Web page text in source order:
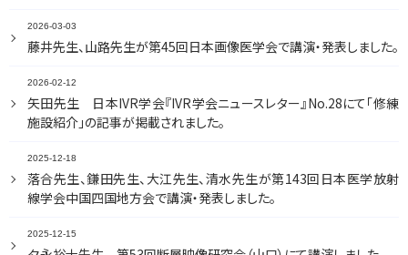
2026-03-03
藤井先生、山路先生が第45回日本画像医学会で講演・発表しました。
2026-02-12
矢田先生 日本IVR学会『IVR学会ニュースレター』No.28にて「修練
施設紹介」の記事が掲載されました。
2025-12-18
落合先生、鎌田先生、大江先生、清水先生が第143回日本医学放射
線学会中国四国地方会で講演・発表しました。
2025-12-15